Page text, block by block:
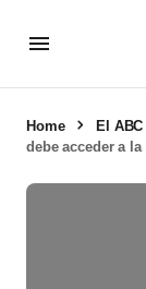
Home El
debe acceder a